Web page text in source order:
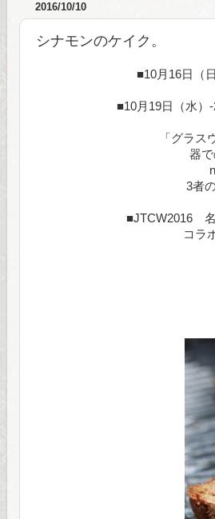
2016/10/10
シナモンのケイク。
■10月16日（
■10月19日（水
「グラ
器で
3者
■JTCW2016 名
コラ